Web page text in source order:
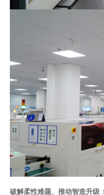
破解柔性难题、推动智造升级：